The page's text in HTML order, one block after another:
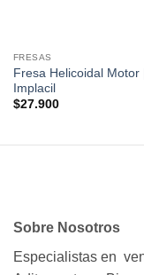
FRESAS
Fresa Helicoidal Motor
Implacil
$27.900
Sobre Nosotros
Especialistas en